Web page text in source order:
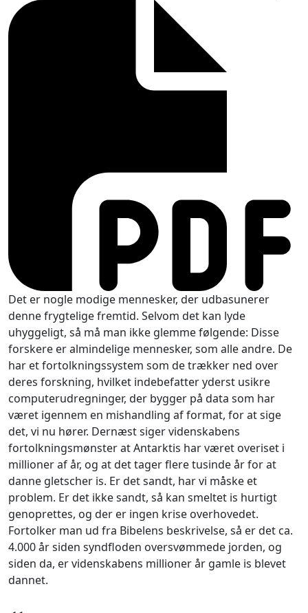
Det er nogle modige mennesker, der udbasunerer
denne frygtelige fremtid. Selvom det kan lyde
uhyggeligt, så må man ikke glemme følgende: Disse
forskere er almindelige mennesker, som alle andre. De
har et fortolkningssystem som de trækker ned over
deres forskning, hvilket indebefatter yderst usikre
computerudregninger, der bygger på data som har
været igennem en mishandling af format, for at sige
det, vi nu hører. Dernæst siger videnskabens
fortolkningsmønster at Antarktis har været overiset i
millioner af år, og at det tager flere tusinde år for at
danne gletscher is. Er det sandt, har vi måske et
problem. Er det ikke sandt, så kan smeltet is hurtigt
genoprettes, og der er ingen krise overhovedet.
Fortolker man ud fra Bibelens beskrivelse, så er det ca.
4.000 år siden syndfloden oversvømmede jorden, og
siden da, er videnskabens millioner år gamle is blevet
dannet.